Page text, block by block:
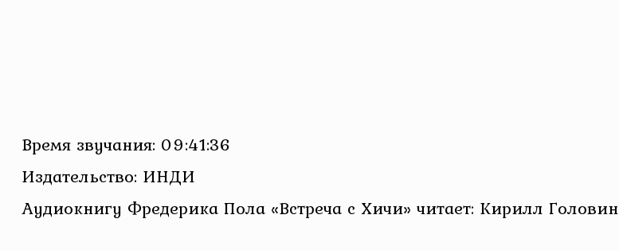
Время звучания: 09:41:36
Издательство: ИНДИ
Аудиокнигу Фредерика Пола «Встреча с Хичи» читает: Кирилл Головин